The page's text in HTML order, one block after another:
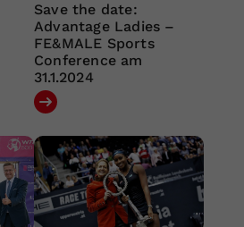
Save the date:
Advantage Ladies –
FE&MALE Sports
Conference am
31.1.2024